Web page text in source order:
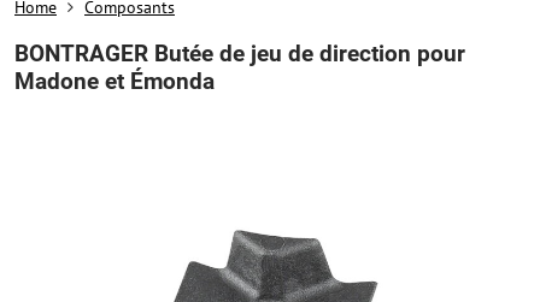
Home Composants
BONTRAGER Butée de jeu de direction pour
Madone et Émonda